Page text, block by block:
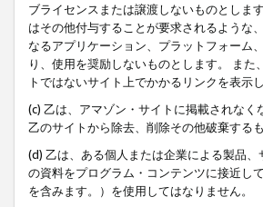
ブライセンスまたは譲渡しないものとしま
はその他付与することが要求されるような
なるアプリケーション、プラットフォーム
り、使用を奨励しないものとします。 ま
トではないサイト上でかかるリンクを表示
(c) 乙は、アマゾン・サイトに掲載されな
乙のサイトから除去、削除その他破棄するも
(d) 乙は、ある個人または企業による製品
の資料をプログラム・コンテンツに接近し
を含みます。）を使用してはなりません。